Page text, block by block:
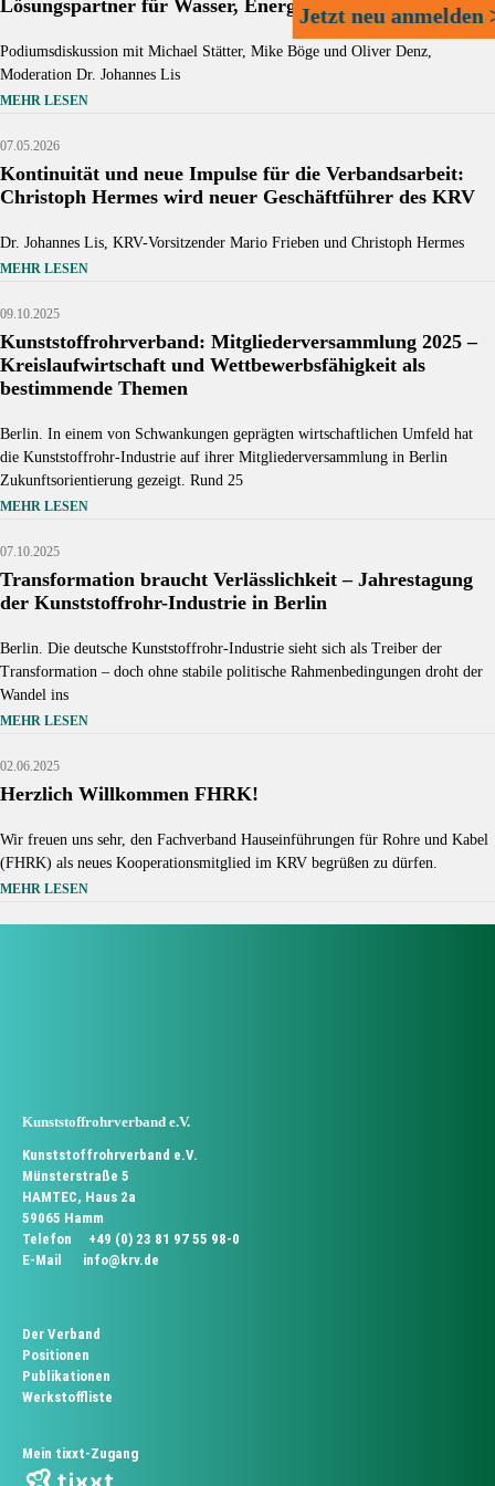
Jetzt neu anmelden
Lösungspartner für Wasser, Energie und Transformation
Podiumsdiskussion mit Michael Stätter, Mike Böge und Oliver Denz,
Moderation Dr. Johannes Lis
MEHR LESEN
07.05.2026
Kontinuität und neue Impulse für die Verbandsarbeit:
Christoph Hermes wird neuer Geschäftführer des KRV
Dr. Johannes Lis, KRV-Vorsitzender Mario Frieben und Christoph Hermes
MEHR LESEN
Source: © https://krv.de
09.10.2025
Kunststoffrohrverband: Mitgliederversammlung 2025 –
Kreislaufwirtschaft und Wettbewerbsfähigkeit als
bestimmende Themen
Berlin. In einem von Schwankungen geprägten wirtschaftlichen Umfeld hat
die Kunststoffrohr-Industrie auf ihrer Mitgliederversammlung in Berlin
Zukunftsorientierung gezeigt. Rund 25
MEHR LESEN
Source: © https://krv.de
07.10.2025
Transformation braucht Verlässlichkeit – Jahrestagung
der Kunststoffrohr-Industrie in Berlin
Berlin. Die deutsche Kunststoffrohr-Industrie sieht sich als Treiber der
Transformation – doch ohne stabile politische Rahmenbedingungen droht der
Wandel ins
MEHR LESEN
02.06.2025
Herzlich Willkommen FHRK!
Wir freuen uns sehr, den Fachverband Hauseinführungen für Rohre und Kabel
(FHRK) als neues Kooperationsmitglied im KRV begrüßen zu dürfen.
MEHR LESEN
Kunststoffrohrverband e.V.
Kunststoffrohrverband e.V.
Münsterstraße 5
HAMTEC, Haus 2a
59065 Hamm
Telefon
+49 (0) 23 81 97 55 98-0
E-Mail
info@krv.de
Der Verband
Positionen
Publikationen
Werkstoffliste
Mein tixxt-Zugang